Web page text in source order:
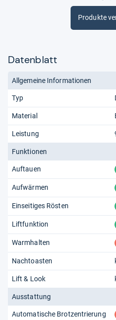
Produkte
Datenblatt
Allgemeine Informationen
Typ
Material
Leistung
Funktionen
Auftauen
Aufwärmen
Einseitiges Rösten
Liftfunktion
Warmhalten
Nachtoasten
Lift & Look
Ausstattung
Automatische Brotzentrierung